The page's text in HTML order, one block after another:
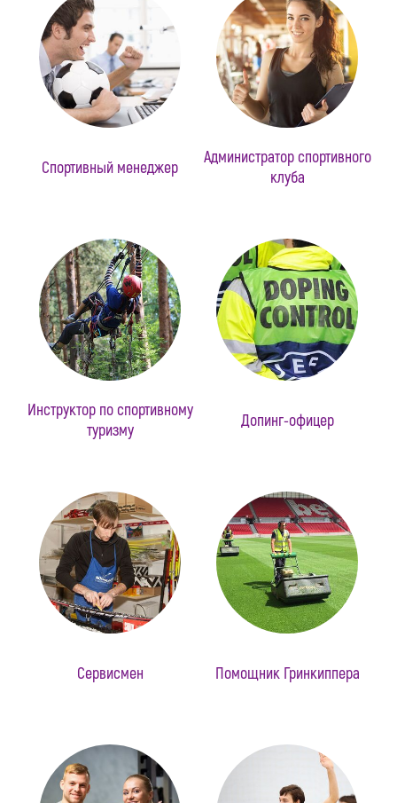
Спортивный менеджер
Администратор спортивного
клуба
Инструктор по спортивному
туризму
Допинг-офицер
Сервисмен Помощник Гринкиппера